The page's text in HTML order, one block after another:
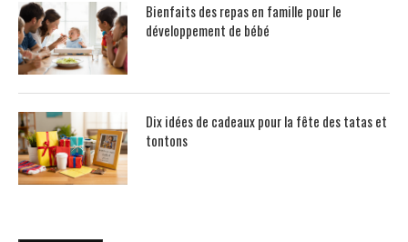
Bienfaits des repas en famille pour le
développement de bébé
Dix idées de cadeaux pour la fête des tatas et
tontons